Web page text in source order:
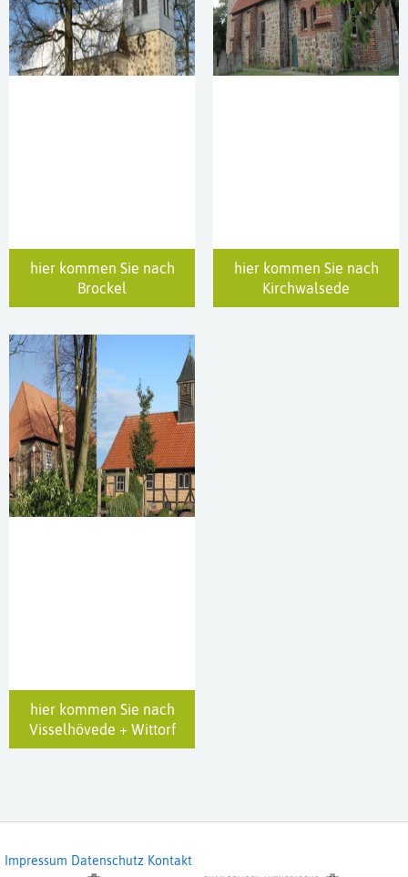
hier kommen Sie nach
Brockel
hier kommen Sie nach
Kirchwalsede
hier kommen Sie nach
Visselhövede + Wittorf
Impressum Datenschutz Kontakt